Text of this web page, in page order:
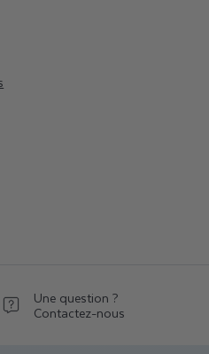
Une question ?
Contactez-nous